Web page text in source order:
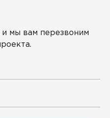
и мы вам перезвоним